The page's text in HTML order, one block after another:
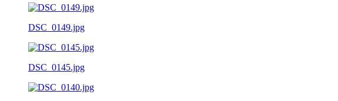
DSC_0149.jpg
DSC_0145.jpg